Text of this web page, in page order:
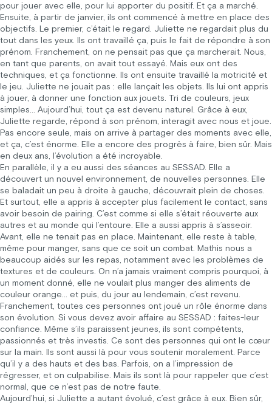
pour jouer avec elle, pour lui apporter du positif. Et ça a marché.
Ensuite, à partir de janvier, ils ont commencé à mettre en place des
objectifs. Le premier, c’était le regard. Juliette ne regardait plus du
tout dans les yeux. Ils ont travaillé ça, puis le fait de répondre à son
prénom. Franchement, on ne pensait pas que ça marcherait. Nous,
en tant que parents, on avait tout essayé. Mais eux ont des
techniques, et ça fonctionne. Ils ont ensuite travaillé la motricité et
le jeu. Juliette ne jouait pas : elle lançait les objets. Ils lui ont appris
à jouer, à donner une fonction aux jouets. Tri de couleurs, jeux
simples… Aujourd’hui, tout ça est devenu naturel. Grâce à eux,
Juliette regarde, répond à son prénom, interagit avec nous et joue.
Pas encore seule, mais on arrive à partager des moments avec elle,
et ça, c’est énorme. Elle a encore des progrès à faire, bien sûr. Mais
en deux ans, l’évolution a été incroyable.
En parallèle, il y a eu aussi des séances au SESSAD. Elle a
découvert un nouvel environnement, de nouvelles personnes. Elle
se baladait un peu à droite à gauche, découvrait plein de choses.
Et surtout, elle a appris à accepter plus facilement le contact, sans
avoir besoin de pairing. C’est comme si elle s’était réouverte aux
autres et au monde qui l’entoure. Elle a aussi appris à s’asseoir.
Avant, elle ne tenait pas en place. Maintenant, elle reste à table,
même pour manger, sans que ce soit un combat. Mathis nous a
beaucoup aidés sur les repas, notamment avec les problèmes de
textures et de couleurs. On n’a jamais vraiment compris pourquoi, à
un moment donné, elle ne voulait plus manger des aliments de
couleur orange… et puis, du jour au lendemain, c’est revenu.
Franchement, toutes ces personnes ont joué un rôle énorme dans
son évolution. Si vous devez avoir affaire au SESSAD : faites-leur
confiance. Même s’ils paraissent jeunes, ils sont compétents,
passionnés et très investis. Ce sont des personnes qui ont le cœur
sur la main. Ils sont aussi là pour vous soutenir moralement. Parce
qu’il y a des hauts et des bas. Parfois, on a l’impression de
régresser, et on culpabilise. Mais ils sont là pour rappeler que c’est
normal, que ce n’est pas de notre faute.
Aujourd’hui, si Juliette a autant évolué, c’est grâce à eux. Bien sûr,